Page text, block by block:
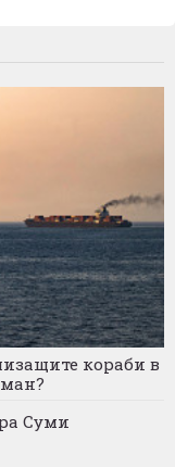
кораби в
Суми